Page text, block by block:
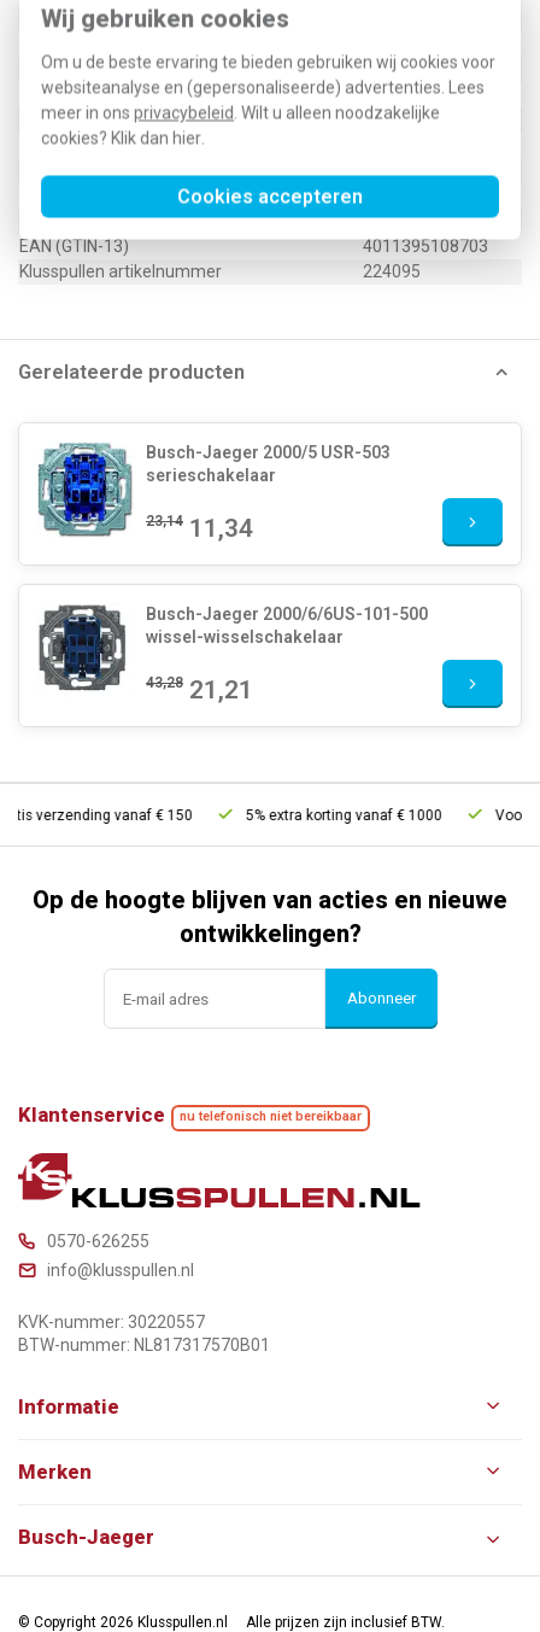
Wij gebruiken cookies
Om u de beste ervaring te bieden gebruiken wij cookies voor
websiteanalyse en (gepersonaliseerde) advertenties. Lees
meer in ons privacybeleid. Wilt u alleen noodzakelijke
cookies? Klik dan hier.
Cookies accepteren
Met verwisselbare lens/symbool
Geschikt voor beschermingsgraad (IP)
IP20
Geschikt voor bussysteem-toetsaansluiting
Ja
Aftastsymbool / barrièrevrij
Nee
Antibacteriële behandeling
Type / SKU (MPN)
2505-212-500
EAN (GTIN-13)
4011395108703
Klusspullen artikelnummer
224095
Gerelateerde producten
Busch-Jaeger 2000/5 USR-503
serieschakelaar
23,14 11,34
Busch-Jaeger 2000/6/6US-101-500
wissel-wisselschakelaar
43,28 21,21
verzending vanaf € 150 5% extra korting vanaf € 1000 Voor
Op de hoogte blijven van acties en nieuwe
ontwikkelingen?
Abonneer
Klantenservice nu telefonisch niet bereikbaar
0570-626255
info@klusspullen.nl
KVK-nummer: 30220557
BTW-nummer: NL817317570B01
Informatie
Merken
Busch-Jaeger
© Copyright 2026 Klusspullen.nl Alle prijzen zijn inclusief BTW.